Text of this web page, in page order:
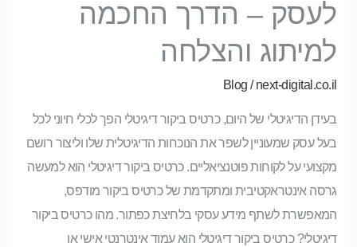
לעסק – הדרך החכמה
למיתוג והצלחה
Blog /next-digital.co.il
בעידן הדיגיטלי של היום, כרטיס ביקור דיגיטלי הפך לכלי חיוני לכל
בעל עסק שמעוניין לשפר את הנוכחות הדיגיטלית שלו וליצור רושם
מקצועי על לקוחות פוטנציאליים. כרטיס ביקור דיגיטלי הוא למעשה
גרסה אינטראקטיבית ומתקדמת של כרטיס ביקור מודפס,
המאפשרת לשתף מידע עסקי בלחיצת כפתור. מהו כרטיס ביקור
דיגיטלי? כרטיס ביקור דיגיטלי הוא עמוד אינטרנטי אישי או